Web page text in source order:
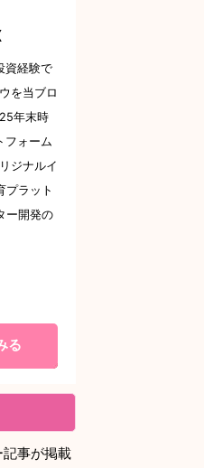
資経験で
を当ブロ
年末時
フォーム
ジナルイ
プラット
ー開発の
る
事が掲載